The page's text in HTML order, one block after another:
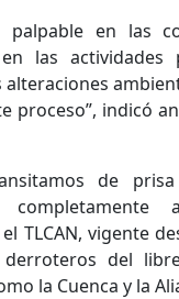
palpable en las
las actividades
alteraciones
proceso”, indicó
de
TLCAN, vigente
del
la Cuenca y la